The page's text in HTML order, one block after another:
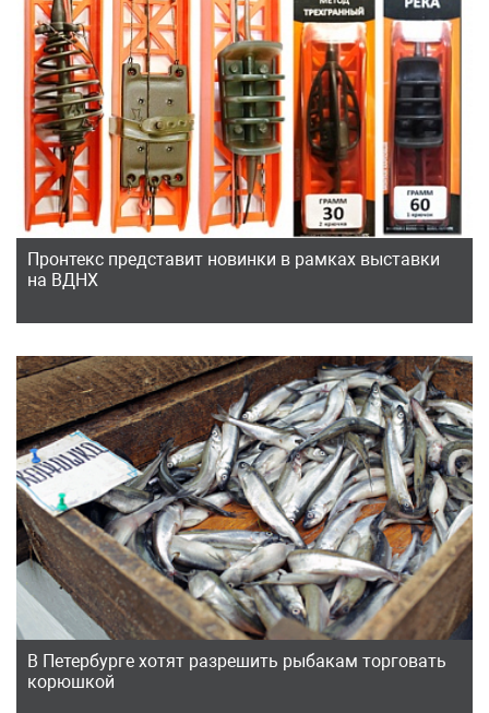
Пронтекс представит новинки в рамках выставки
на ВДНХ
В Петербурге хотят разрешить рыбакам торговать
корюшкой